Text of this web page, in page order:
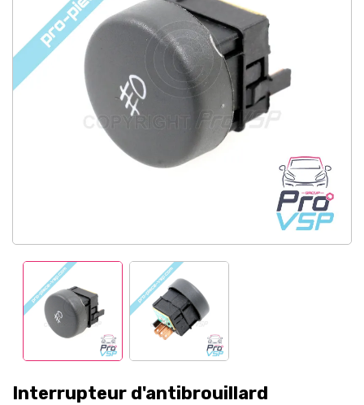
Interrupteur d'antibrouillard